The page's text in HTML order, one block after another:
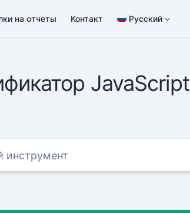
на отчеты Контакт Русский
JavaScript